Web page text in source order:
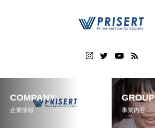
COMPANY
企業情報
GROUP
事業内容